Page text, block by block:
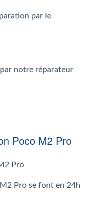
par le
notre réparateur
Poco M2 Pro
Pro
Pro se font en 24h